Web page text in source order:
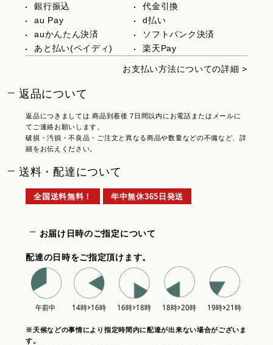
銀行振込
代金引換
au Pay
d払い
auかんたん決済
ソフトバンク決済
あと払い(ペイディ)
楽天Pay
お支払い方法についての詳細 >
返品について
返品につきましては 商品到着後 7日間以内にお電話またはメールに
てご連絡お願いします。
破損・汚損・不良品・ご注文と異なる商品や数量などの不備など、詳
細をお伝えください。
送料・配達について
全国送料無料！ 年中無休365日発送
お届け日時のご指定について
配達の日時をご指定頂けます。
※天候などの事情により指定時間内に配達が出来ない場合がございま
す。